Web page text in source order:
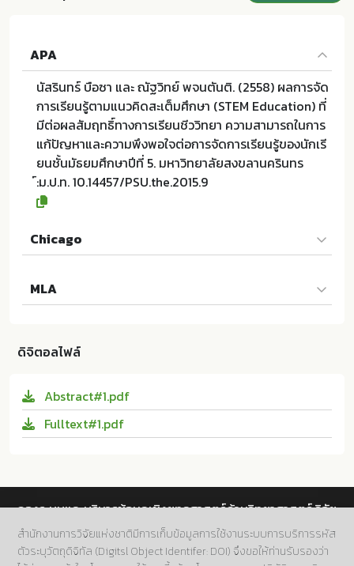
APA
นัสรินทร์ บือซา และ ณัฐวิทย์ พจนตันติ. (2558) ผลการจัด
การเรียนรู้ตามแนวคิดสะเต็มศึกษา (STEM Education) ที่
มีต่อผลสัมฤทธิ์ทางการเรียนชีววิทยา ความสามารถในการ
แก้ปัญหาและความพึงพอใจต่อการจัดการเรียนรู้ของนักเรี
ยนชั้นมัธยมศึกษาปีที่ 5. มหาวิทยาลัยสงขลานครินทร
์:ม.ป.ท. 10.14457/PSU.the.2015.9
Chicago
ารเรียนรู้ตามแนวคิดสะเต็มศึกษา (STEM Education) ที่มี
ต่อผลสัมฤทธิ์ทางการเรียนชีววิทยา ความสามารถในการแ
นชั้นมัธยมศึกษาปีที่ 5. ม.ป.ท.:มหาวิทยาลัยสงขลานครินทร์;
MLA
สัมฤทธิ์ทางการเรียนชีววิทยา ความสามารถในการแก้ปัญห
ยมศึกษาปีที่ 5. ม.ป.ท.:มหาวิทยาลัยสงขลานครินทร์, 2558.
Print. 10.14457/PSU.the.2015.9
ดิจิตอลไฟล์
Abstract#1.pdf
Fulltext#1.pdf
กองระบบและบริหารข้อมูลเชิงยุทธศาสตร์ด้านวิทยาศาสตร์ วิจัย
และนวัตกรรม สำนักงานการวิจัยแห่งชาติ (วช.)
ที่อยู่.196 ถนนพหลโยธิน แขวงลาดยาว เขตจตุจักร กทม.
สำนักงานการวิจัยแห่งชาติมีการเก็บข้อมูลการใช้งานระบบการบริการรหัส
ตัวระบุวัตถุดิจิทัล (Digitsl Object Identifer: DOI) จึงขอให้ท่านรับรองว่า